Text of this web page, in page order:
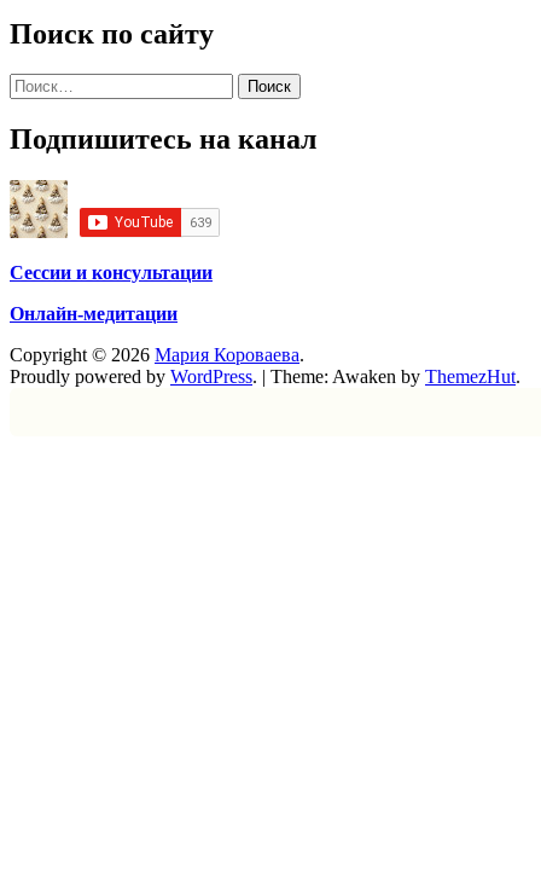
Поиск по сайту
Найти:
Подпишитесь на канал
Сессии и консультации
Онлайн-медитации
Copyright © 2026 Мария Короваева.
Proudly powered by WordPress. | Theme: Awaken by ThemezHut.